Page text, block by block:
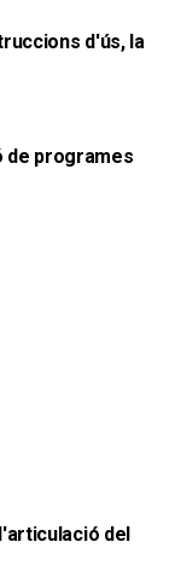
d'ús, la
de programes
del